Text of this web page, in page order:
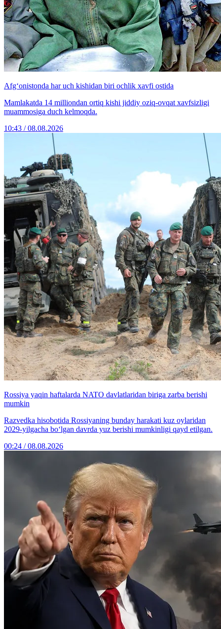
Afg‘onistonda har uch kishidan biri ochlik xavfi ostida
Mamlakatda 14 milliondan ortiq kishi jiddiy oziq-ovqat xavfsizligi
muammosiga duch kelmoqda.
10:43 / 08.08.2026
Rossiya yaqin haftalarda NATO davlatlaridan biriga zarba berishi
mumkin
Razvedka hisobotida Rossiyaning bunday harakati kuz oylaridan
2029-yilgacha bo‘lgan davrda yuz berishi mumkinligi qayd etilgan.
00:24 / 08.08.2026